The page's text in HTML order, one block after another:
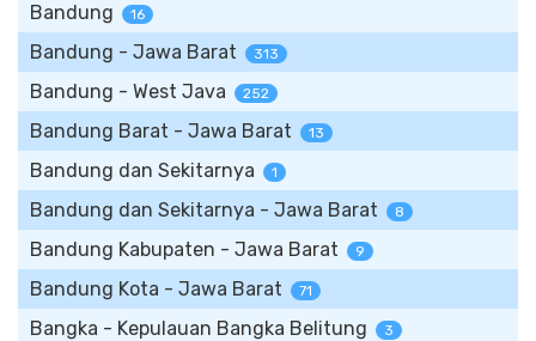
Bandung 16
Bandung - Jawa Barat 313
Bandung - West Java 252
Bandung Barat - Jawa Barat 13
Bandung dan Sekitarnya 1
Bandung dan Sekitarnya - Jawa Barat 8
Bandung Kabupaten - Jawa Barat 9
Bandung Kota - Jawa Barat 71
Bangka - Kepulauan Bangka Belitung 3